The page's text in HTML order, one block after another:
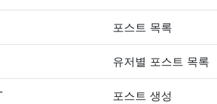
포스트 목록
유저별 포스트 목록
포스트 생성